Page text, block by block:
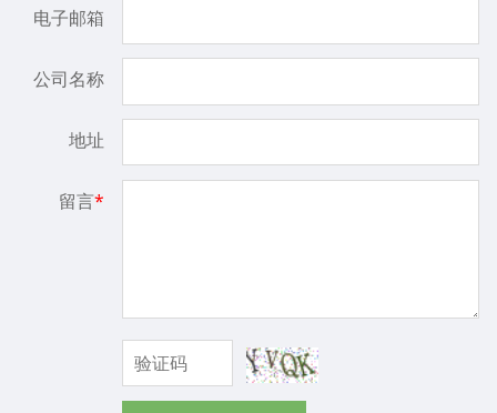
电子邮箱
公司名称
地址
留言*